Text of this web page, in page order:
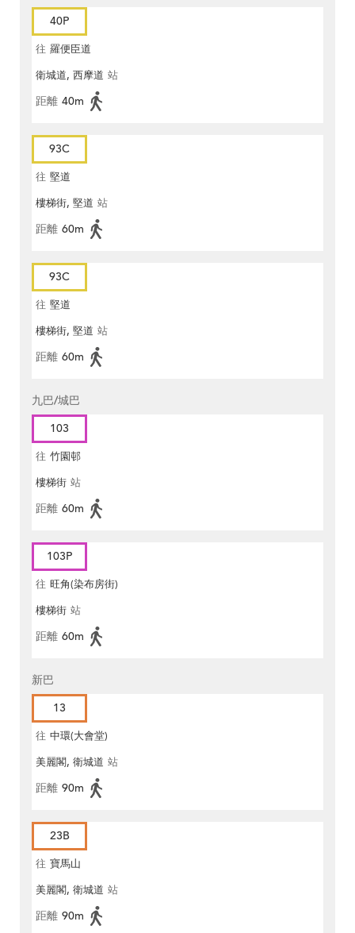
40P
往 羅便臣道
衛城道, 西摩道 站
距離 40m
93C
往 堅道
樓梯街, 堅道 站
距離 60m
93C
往 堅道
樓梯街, 堅道 站
距離 60m
九巴/城巴
103
往 竹園邨
樓梯街 站
距離 60m
103P
往 旺角(染布房街)
樓梯街 站
距離 60m
新巴
13
往 中環(大會堂)
美麗閣, 衛城道 站
距離 90m
23B
往 寶馬山
美麗閣, 衛城道 站
距離 90m